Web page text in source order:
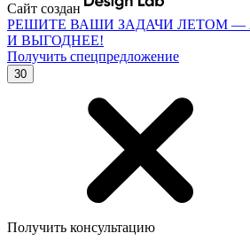
Сайт создан
РЕШИТЕ ВАШИ ЗАДАЧИ ЛЕТОМ —
И ВЫГОДНЕЕ!
Получить спецпредложение
30
Получить консультацию